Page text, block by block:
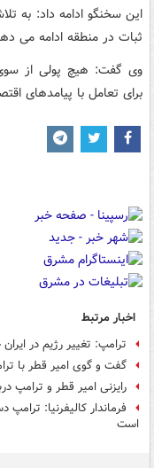
این سخنگو ادامه داد: به
ثبات در منطقه ادامه می
وی گفت: هیچ پولی از
برای تعامل با پیامدهای
اخبار مرتبط
ترامپ: تغییر رژیم در
گفت و گوی امیر قطر با
رایزنی امیر قطر و ترامپ
فرماندار کالیفرنیا:
است